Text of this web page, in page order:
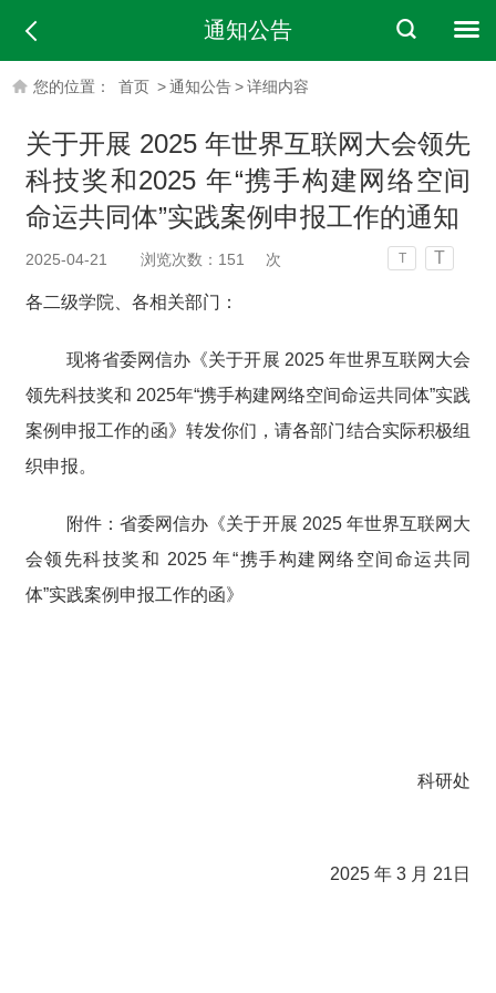
通知公告
您的位置： 首页 >通知公告>详细内容
关于开展 2025 年世界互联网大会领先
科技奖和2025 年“携手构建网络空间
命运共同体”实践案例申报工作的通知
2025-04-21 浏览次数： 151 次 T T
各二级学院、各相关部门：
现将省委网信办《关于开展 2025 年世界互联网大会
领先科技奖和 2025年“携手构建网络空间命运共同体”实践
案例申报工作的函》转发你们，请各部门结合实际积极组
织申报。
附件：省委网信办《关于开展 2025 年世界互联网大
会领先科技奖和 2025 年“携手构建网络空间命运共同
体”实践案例申报工作的函》
科研处
2025 年 3 月 21日